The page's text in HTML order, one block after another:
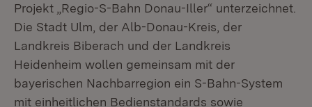
Projekt „Regio-S-Bahn Donau-Iller“ unterzeichnet.
Die Stadt Ulm, der Alb-Donau-Kreis, der
Landkreis Biberach und der Landkreis
Heidenheim wollen gemeinsam mit der
bayerischen Nachbarregion ein S-Bahn-System
mit einheitlichen Bedienstandards sowie